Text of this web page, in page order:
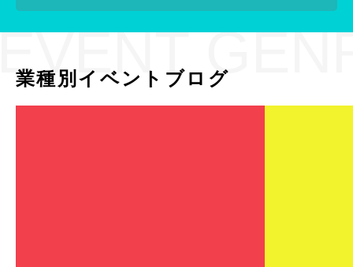
業種別イベントブログ